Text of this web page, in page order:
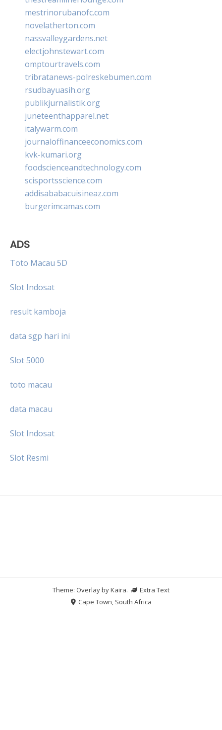
mestrinorubanofc.com
novelatherton.com
nassvalleygardens.net
electjohnstewart.com
omptourtravels.com
tribratanews-polreskebumen.com
rsudbayuasih.org
publikjurnalistik.org
juneteenthapparel.net
italywarm.com
journaloffinanceeconomics.com
kvk-kumari.org
foodscienceandtechnology.com
scisportsscience.com
addisababacuisineaz.com
burgerimcamas.com
ADS
Toto Macau 5D
Slot Indosat
result kamboja
data sgp hari ini
Slot 5000
toto macau
data macau
Slot Indosat
Slot Resmi
Theme: Overlay byKaira.
Extra Text
Cape Town, South Africa